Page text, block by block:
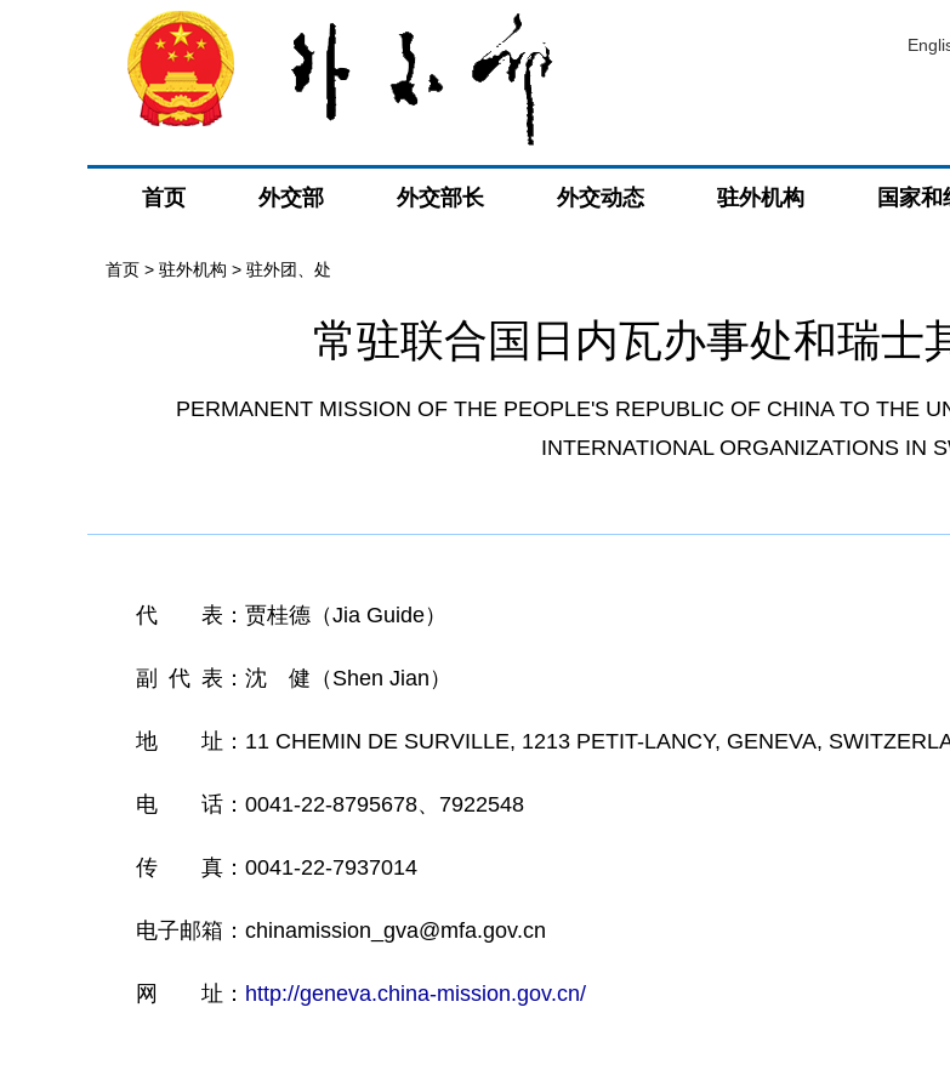
首页 外交部 外交部长 外交动态 驻外机构 国家和
首页 > 驻外机构 > 驻外团、处
常驻联合国日内瓦办事处和瑞士
PERMANENT MISSION OF THE PEOPLE'S REPUBLIC OF CHINA TO THE
INTERNATIONAL ORGANIZATIONS IN
代 表：贾桂德（Jia Guide）
副 代 表：沈 健（Shen Jian）
地 址：11 CHEMIN DE SURVILLE, 1213 PETIT-LANCY, GENEVA,
电 话：0041-22-8795678、7922548
传 真：0041-22-7937014
电子邮箱：chinamission_gva@mfa.gov.cn
网 址： http://geneva.china-mission.gov.cn/